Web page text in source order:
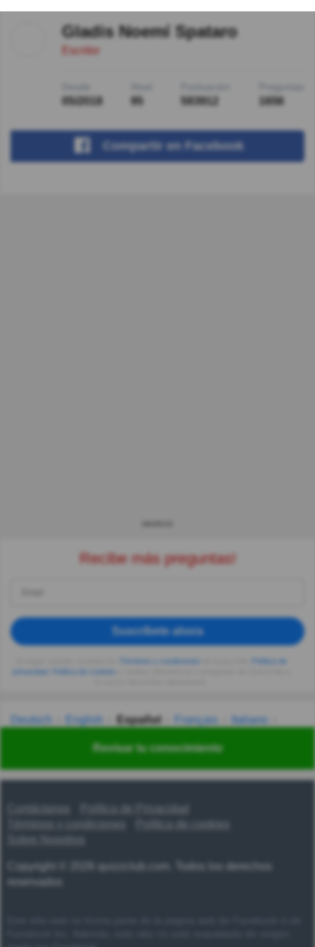
Revisar tu conocimiento
Gladis Noemí Spataro
Escritor
05/2018 95 593912 1656
Compartir en Facebook
Recibe más preguntas!
Suscríbete ahora
privacidad
Deutsch English Español Français
Italiano
Українська हिन्दी 한국어 汉语
Contáctanos
Política de Privacidad
Términos y condiciones
Copyright © 2026 quizzclub.com. Todos los derechos
reservados